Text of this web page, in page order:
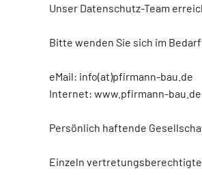
Unser Datenschutz-Team
Bitte wenden Sie sich im
eMail: info(at)pfirmann-bau.de
Internet: www.pfirmann-bau.de
Persönlich haftende
Einzeln